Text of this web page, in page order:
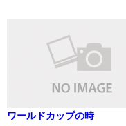
ワールドカップの時